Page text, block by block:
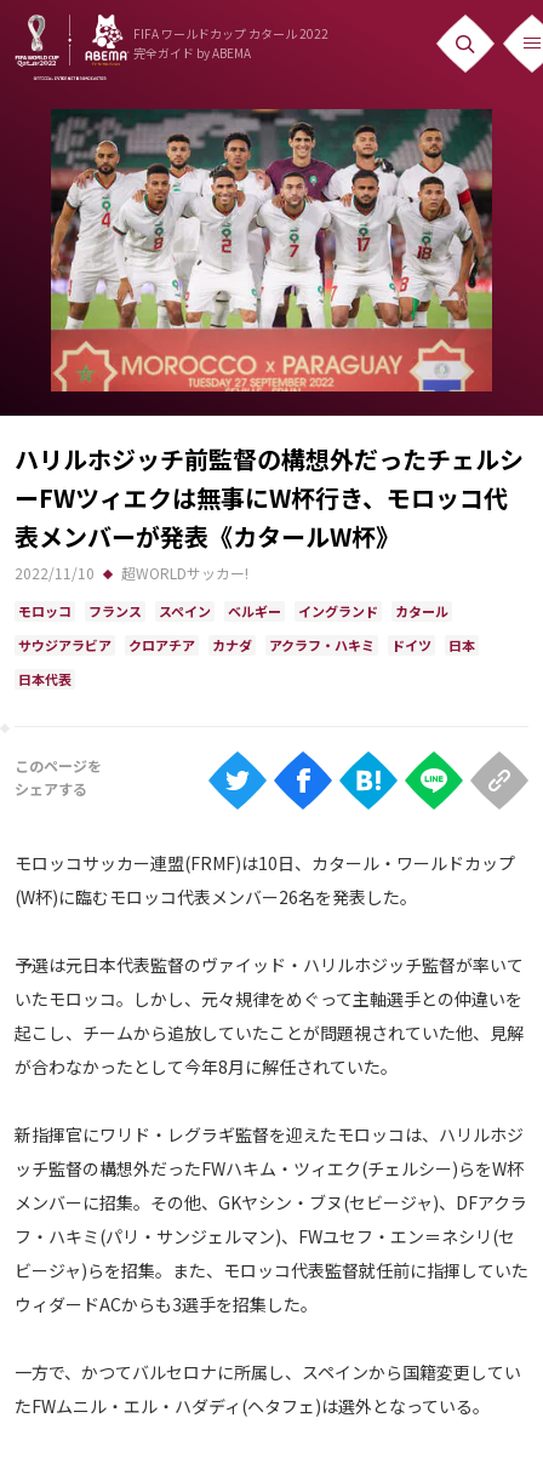
FIFA ワールドカップ カタール 2022
完全ガイド by ABEMA
ニュース
News
出場国
Teams
日本代表
Team Japan
日程・結果
Schedule
ランキング
大会について
About
ABEMAの視聴について
iOS Apps
Android
TV
ハリルホジッチ前監督の構想外だったチェルシ
ーFWツィエクは無事にW杯行き、モロッコ代
表メンバーが発表《カタールW杯》
2022/11/10 超WORLDサッカー!
モロッコ フランス スペイン ベルギー イングランド
カタール
サウジアラビア
クロアチア カナダ アクラフ・ハキミ ドイツ
日本
日本代表
モロッコサッカー連盟(FRMF)は10日、カタール・ワールドカップ
(W杯)に臨むモロッコ代表メンバー26名を発表した。
予選は元日本代表監督のヴァイッド・ハリルホジッチ監督が率いて
いたモロッコ。しかし、元々規律をめぐって主軸選手との仲違いを
起こし、チームから追放していたことが問題視されていた他、見解
が合わなかったとして今年8月に解任されていた。
新指揮官にワリド・レグラギ監督を迎えたモロッコは、ハリルホジ
ッチ監督の構想外だったFWハキム・ツィエク(チェルシー)らをW杯
メンバーに招集。その他、GKヤシン・ブヌ(セビージャ)、DFアクラ
フ・ハキミ(パリ・サンジェルマン)、FWユセフ・エン＝ネシリ(セ
ビージャ)らを招集。また、モロッコ代表監督就任前に指揮していた
ウィダードACからも3選手を招集した。
一方で、かつてバルセロナに所属し、スペインから国籍変更してい
たFWムニル・エル・ハダディ(ヘタフェ)は選外となっている。